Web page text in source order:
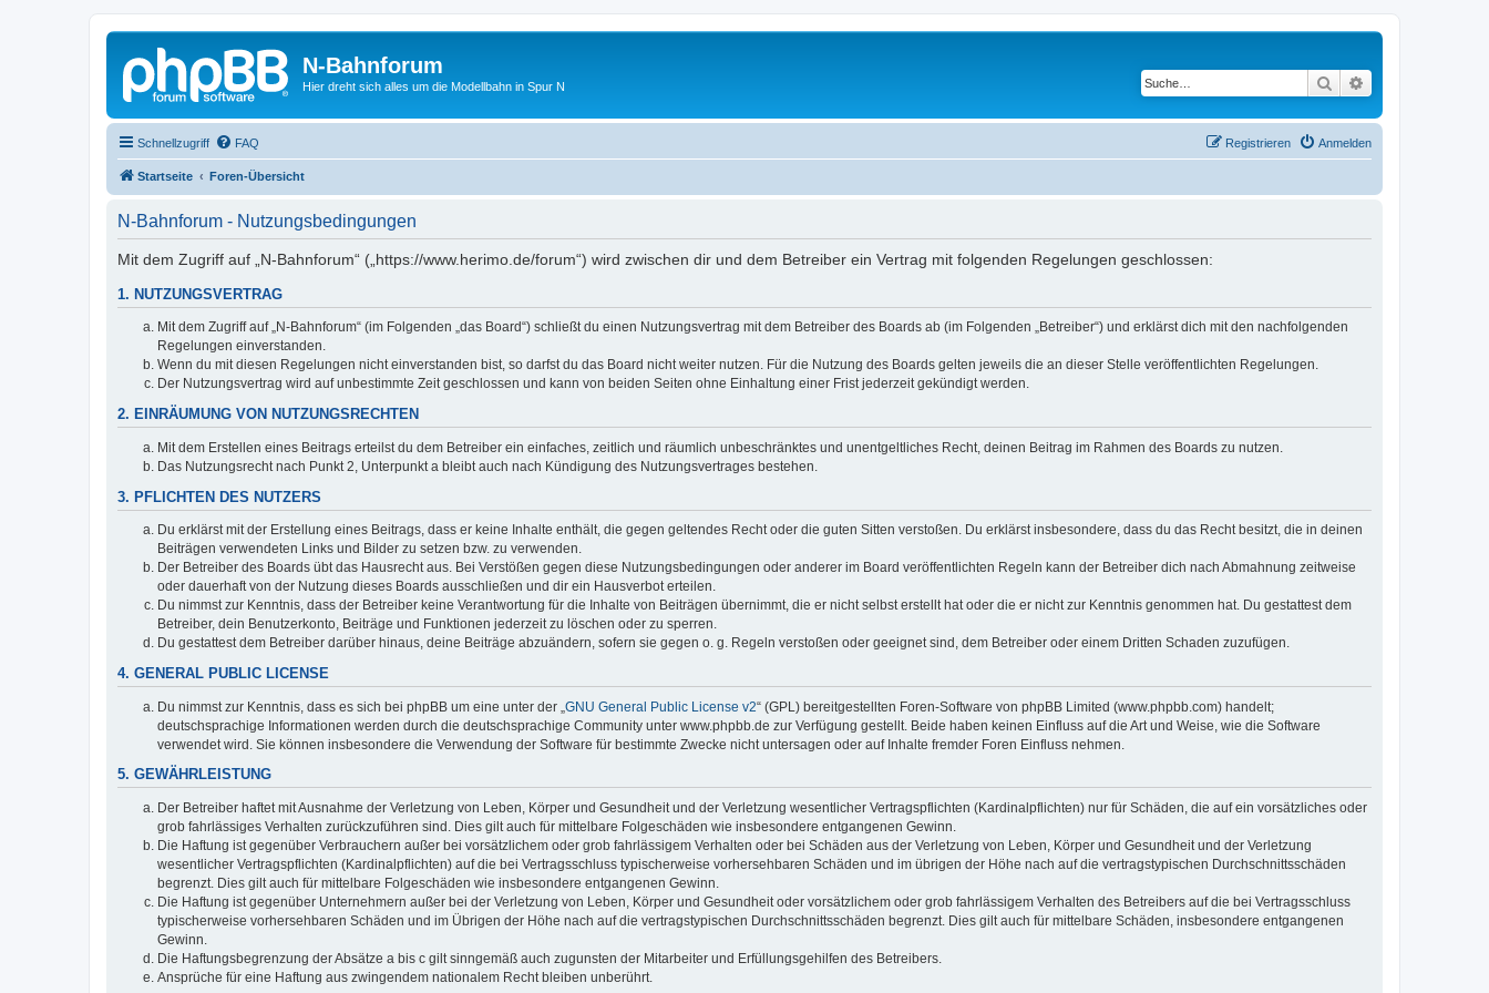
N-Bahnforum
Hier dreht sich alles um die Modellbahn in Spur N Suche
Schnellzugriff FAQ Anmelden
Registrieren
Startseite Foren-Übersicht
N-Bahnforum - Nutzungsbedingungen
Mit dem Zugriff auf „N-Bahnforum“ („https://www.herimo.de/forum“) wird zwischen dir und dem Betreiber ein Vertrag mit folgenden Regelungen geschlossen:
1. NUTZUNGSVERTRAG
Mit dem Zugriff auf „N-Bahnforum“ (im Folgenden „das Board“) schließt du einen Nutzungsvertrag mit dem Betreiber des Boards ab (im Folgenden „Betreiber“) und erklärst dich mit den nachfolgenden
Regelungen einverstanden.
Wenn du mit diesen Regelungen nicht einverstanden bist, so darfst du das Board nicht weiter nutzen. Für die Nutzung des Boards gelten jeweils die an dieser Stelle veröffentlichten Regelungen.
Der Nutzungsvertrag wird auf unbestimmte Zeit geschlossen und kann von beiden Seiten ohne Einhaltung einer Frist jederzeit gekündigt werden.
2. EINRÄUMUNG VON NUTZUNGSRECHTEN
Mit dem Erstellen eines Beitrags erteilst du dem Betreiber ein einfaches, zeitlich und räumlich unbeschränktes und unentgeltliches Recht, deinen Beitrag im Rahmen des Boards zu nutzen.
Das Nutzungsrecht nach Punkt 2, Unterpunkt a bleibt auch nach Kündigung des Nutzungsvertrages bestehen.
3. PFLICHTEN DES NUTZERS
Du erklärst mit der Erstellung eines Beitrags, dass er keine Inhalte enthält, die gegen geltendes Recht oder die guten Sitten verstoßen. Du erklärst insbesondere, dass du das Recht besitzt, die in deinen
Beiträgen verwendeten Links und Bilder zu setzen bzw. zu verwenden.
Der Betreiber des Boards übt das Hausrecht aus. Bei Verstößen gegen diese Nutzungsbedingungen oder anderer im Board veröffentlichten Regeln kann der Betreiber dich nach Abmahnung zeitweise
oder dauerhaft von der Nutzung dieses Boards ausschließen und dir ein Hausverbot erteilen.
Du nimmst zur Kenntnis, dass der Betreiber keine Verantwortung für die Inhalte von Beiträgen übernimmt, die er nicht selbst erstellt hat oder die er nicht zur Kenntnis genommen hat. Du gestattest dem
Betreiber, dein Benutzerkonto, Beiträge und Funktionen jederzeit zu löschen oder zu sperren.
Du gestattest dem Betreiber darüber hinaus, deine Beiträge abzuändern, sofern sie gegen o. g. Regeln verstoßen oder geeignet sind, dem Betreiber oder einem Dritten Schaden zuzufügen.
4. GENERAL PUBLIC LICENSE
Du nimmst zur Kenntnis, dass es sich bei phpBB um eine unter der „ GNU General Public License v2“ (GPL) bereitgestellten Foren-Software von phpBB Limited (www.phpbb.com) handelt;
deutschsprachige Informationen werden durch die deutschsprachige Community unter www.phpbb.de zur Verfügung gestellt. Beide haben keinen Einfluss auf die Art und Weise, wie die Software
verwendet wird. Sie können insbesondere die Verwendung der Software für bestimmte Zwecke nicht untersagen oder auf Inhalte fremder Foren Einfluss nehmen.
5. GEWÄHRLEISTUNG
Der Betreiber haftet mit Ausnahme der Verletzung von Leben, Körper und Gesundheit und der Verletzung wesentlicher Vertragspflichten (Kardinalpflichten) nur für Schäden, die auf ein vorsätzliches oder
grob fahrlässiges Verhalten zurückzuführen sind. Dies gilt auch für mittelbare Folgeschäden wie insbesondere entgangenen Gewinn.
Die Haftung ist gegenüber Verbrauchern außer bei vorsätzlichem oder grob fahrlässigem Verhalten oder bei Schäden aus der Verletzung von Leben, Körper und Gesundheit und der Verletzung
wesentlicher Vertragspflichten (Kardinalpflichten) auf die bei Vertragsschluss typischerweise vorhersehbaren Schäden und im übrigen der Höhe nach auf die vertragstypischen Durchschnittsschäden
begrenzt. Dies gilt auch für mittelbare Folgeschäden wie insbesondere entgangenen Gewinn.
Die Haftung ist gegenüber Unternehmern außer bei der Verletzung von Leben, Körper und Gesundheit oder vorsätzlichem oder grob fahrlässigem Verhalten des Betreibers auf die bei Vertragsschluss
typischerweise vorhersehbaren Schäden und im Übrigen der Höhe nach auf die vertragstypischen Durchschnittsschäden begrenzt. Dies gilt auch für mittelbare Schäden, insbesondere entgangenen
Gewinn.
Die Haftungsbegrenzung der Absätze a bis c gilt sinngemäß auch zugunsten der Mitarbeiter und Erfüllungsgehilfen des Betreibers.
Ansprüche für eine Haftung aus zwingendem nationalem Recht bleiben unberührt.